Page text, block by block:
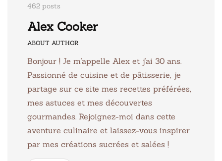
462 posts
Alex Cooker
ABOUT AUTHOR
Bonjour ! Je m'appelle Alex et j'ai 30 ans.
Passionné de cuisine et de pâtisserie, je
partage sur ce site mes recettes préférées,
mes astuces et mes découvertes
gourmandes. Rejoignez-moi dans cette
aventure culinaire et laissez-vous inspirer
par mes créations sucrées et salées !